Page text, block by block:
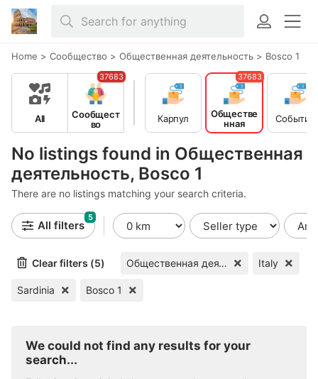
Home > Сообщество > Общественная деятельность > Bosco 1
No listings found in Общественная
деятельность, Bosco 1
There are no listings matching your search criteria.
All
Сообщест
во
37683
Карпул
Обществе
нная
деятельн
37683
События
All filters
5
Clear filters (5) Общественная деятельность Italy
Sardinia Bosco 1
We could not find any results for your
search...